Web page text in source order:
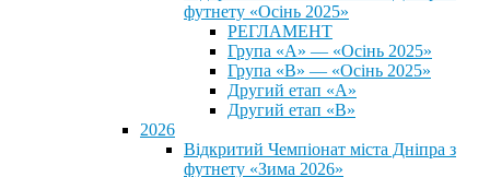
футнету «Осінь 2025»
РЕГЛАМЕНТ
Група «А» — «Осінь 2025»
Група «В» — «Осінь 2025»
Другий етап «А»
Другий етап «В»
2026
Відкритий Чемпіонат міста Дніпра з
футнету «Зима 2026»